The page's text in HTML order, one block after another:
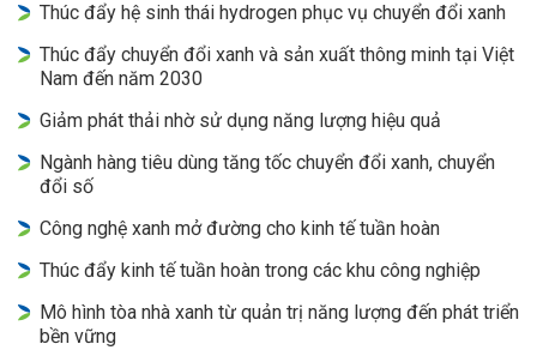
Thúc đẩy hệ sinh thái hydrogen phục vụ chuyển đổi xanh
Thúc đẩy chuyển đổi xanh và sản xuất thông minh tại Việt
Nam đến năm 2030
Giảm phát thải nhờ sử dụng năng lượng hiệu quả
Ngành hàng tiêu dùng tăng tốc chuyển đổi xanh, chuyển
đổi số
Công nghệ xanh mở đường cho kinh tế tuần hoàn
Thúc đẩy kinh tế tuần hoàn trong các khu công nghiệp
Mô hình tòa nhà xanh từ quản trị năng lượng đến phát triển
bền vững